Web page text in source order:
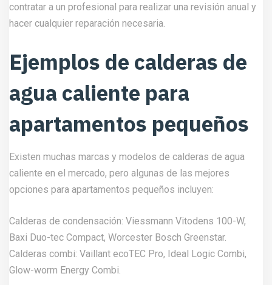
contratar a un profesional para realizar una revisión anual y
hacer cualquier reparación necesaria.
Ejemplos de calderas de
agua caliente para
apartamentos pequeños
Existen muchas marcas y modelos de calderas de agua
caliente en el mercado, pero algunas de las mejores
opciones para apartamentos pequeños incluyen:
Calderas de condensación: Viessmann Vitodens 100-W,
Baxi Duo-tec Compact, Worcester Bosch Greenstar.
Calderas combi: Vaillant ecoTEC Pro, Ideal Logic Combi,
Glow-worm Energy Combi.